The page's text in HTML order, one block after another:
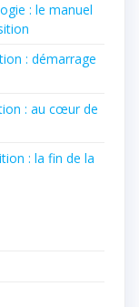
: le manuel
: démarrage
: au cœur de
: la fin de la